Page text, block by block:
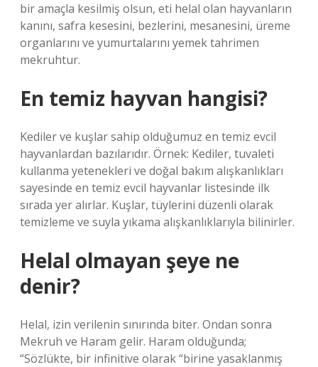
bir amaçla kesilmiş olsun, eti helal olan hayvanların
kanını, safra kesesini, bezlerini, mesanesini, üreme
organlarını ve yumurtalarını yemek tahrimen
mekruhtur.
En temiz hayvan hangisi?
Kediler ve kuşlar sahip olduğumuz en temiz evcil
hayvanlardan bazılarıdır. Örnek: Kediler, tuvaleti
kullanma yetenekleri ve doğal bakım alışkanlıkları
sayesinde en temiz evcil hayvanlar listesinde ilk
sırada yer alırlar. Kuşlar, tüylerini düzenli olarak
temizleme ve suyla yıkama alışkanlıklarıyla bilinirler.
Helal olmayan şeye ne
denir?
Helal, izin verilenin sınırında biter. Ondan sonra
Mekruh ve Haram gelir. Haram olduğunda;
“Sözlükte, bir infinitive olarak “birine yasaklanmış